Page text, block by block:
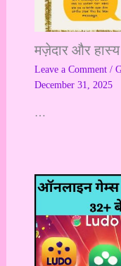
मज़ेदार और
Leave a Comment /
December 31, 2025
…